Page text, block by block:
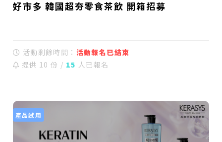
好市多 韓國超夯零食茶飲 開箱招募
活動剩餘時間： 活動報名已結束
提供 10 份 / 15 人已報名
產品試用